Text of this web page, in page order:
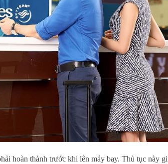
hoàn thành trước khi lên máy bay. Thủ tục này